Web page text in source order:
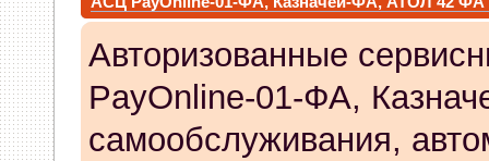
Авторизованные
PayOnline-01-ФА,
самообслуживания,